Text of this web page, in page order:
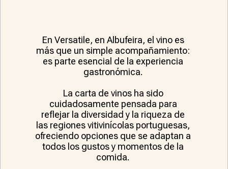
En Versatile, en Albufeira, el vino es
más que un simple acompañamiento:
es parte esencial de la experiencia
gastronómica.
La carta de vinos ha sido
cuidadosamente pensada para
reflejar la diversidad y la riqueza de
las regiones vitivinícolas portuguesas,
ofreciendo opciones que se adaptan a
todos los gustos y momentos de la
comida.